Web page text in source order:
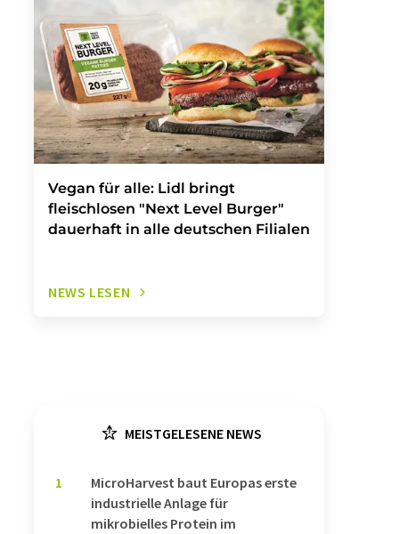
Vegan für alle: Lidl bringt
fleischlosen "Next Level Burger"
dauerhaft in alle deutschen Filialen
NEWS LESEN
MEISTGELESENE NEWS
1
MicroHarvest baut Europas erste
industrielle Anlage für
mikrobielles Protein im